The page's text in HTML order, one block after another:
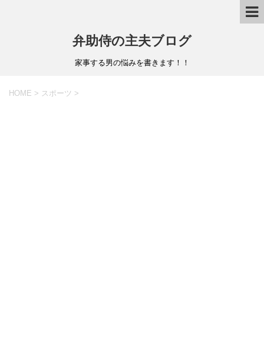
弁助侍の主夫ブログ
家事する男の悩みを書きます！！
HOME > スポーツ >